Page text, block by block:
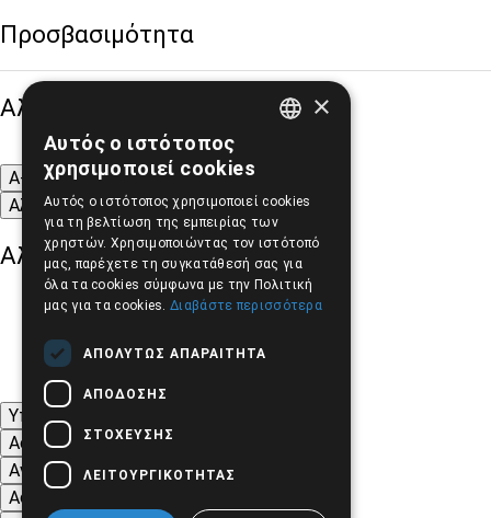
Προσβασιμότητα
Αλλαγή Μεγέθους
A- A+
A
Αλλαγή Γραμματοσειράς
Αλλαγή Χρώματος
Υπογράμμιση συνδέσμων
Ασπρόμαυρες Εικόνες
Αντίθεση Χρωμάτων και Εικόνων
Αφαίρεση κινούμενων εικόνων
×
Αυτός ο ιστότοπος
χρησιμοποιεί cookies
Αυτός ο ιστότοπος χρησιμοποιεί cookies
για τη βελτίωση της εμπειρίας των
χρηστών. Χρησιμοποιώντας τον ιστότοπό
μας, παρέχετε τη συγκατάθεσή σας για
όλα τα cookies σύμφωνα με την Πολιτική
μας για τα cookies. Διαβάστε περισσότερα
ΑΠΟΛΎΤΩΣ ΑΠΑΡΑΊΤΗΤΑ
ΑΠΌΔΟΣΗΣ
ΣΤΌΧΕΥΣΗΣ
ΛΕΙΤΟΥΡΓΙΚΌΤΗΤΑΣ